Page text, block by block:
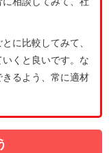
に比較してみて、
くと良いです。な
るよう、常に適材